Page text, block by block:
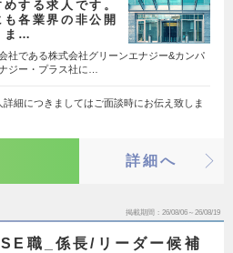
する求人です。
各業界の非公開
ま…
社である株式会社グリーンエナジー&カンパ
ジー・プラス社に…
細につきましてはご面談時にお伝え致しま
詳細へ
掲載期間 26/08/06～26/08/19
職_係長/リーダー候補